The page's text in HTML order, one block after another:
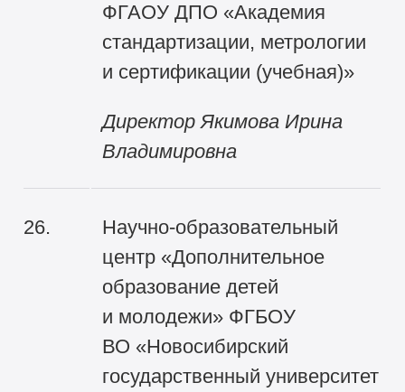
ФГАОУ ДПО «Академия
стандартизации, метрологии
и сертификации (учебная)»
Директор Якимова Ирина
Владимировна
26.
Научно-образовательный
центр «Дополнительное
образование детей
и молодежи» ФГБОУ
ВО «Новосибирский
государственный университет